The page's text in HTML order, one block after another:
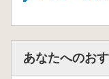
あなたへのお